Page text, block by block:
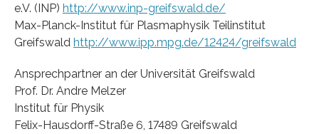
e.V. (INP) http://www.inp-greifswald.de/
Max-Planck-Institut für Plasmaphysik Teilinstitut
Greifswald http://www.ipp.mpg.de/12424/greifswald
Ansprechpartner an der Universität Greifswald
Prof. Dr. Andre Melzer
Institut für Physik
Felix-Hausdorff-Straße 6, 17489 Greifswald